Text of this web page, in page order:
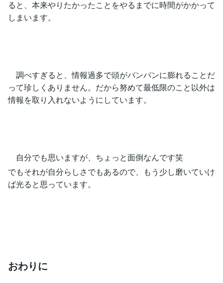
ると、本来やりたかったことをやるまでに時間がかかって
しまいます。
調べすぎると、情報過多で頭がパンパンに膨れることだ
って珍しくありません。だから努めて最低限のこと以外は
情報を取り入れないようにしています。
自分でも思いますが、ちょっと面倒なんです笑
でもそれが自分らしさでもあるので、もう少し磨いていけ
ば光ると思っています。
おわりに